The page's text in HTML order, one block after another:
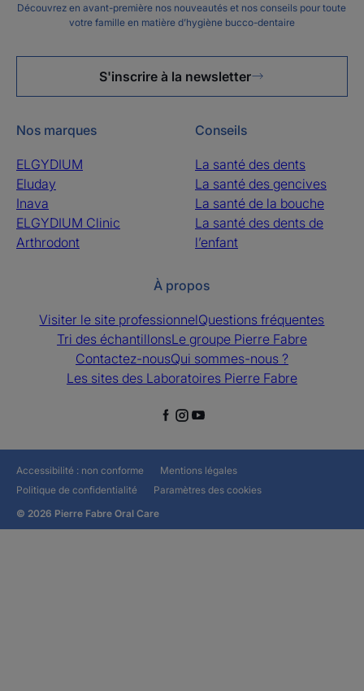
Découvrez en avant-première nos nouveautés et nos conseils pour toute
votre famille en matière d’hygiène bucco-dentaire
S'inscrire à la newsletter
Nos marques
ELGYDIUM
Eluday
Inava
ELGYDIUM Clinic
Arthrodont
Conseils
La santé des dents
La santé des gencives
La santé de la bouche
La santé des dents de
l’enfant
À propos
Visiter le site professionnelQuestions fréquentes
Tri des échantillonsLe groupe Pierre Fabre
Contactez-nousQui sommes-nous ?
Les sites des Laboratoires Pierre Fabre
Accessibilité : non conforme
Mentions légales
Politique de confidentialité
Paramètres des cookies
© 2026 Pierre Fabre Oral Care